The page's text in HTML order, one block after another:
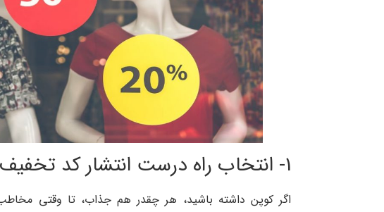
1- انتخاب راه درست انتشار کد تخفیف
اگر کوپن داشته باشید، هر چقدر هم جذاب، تا وقتی مخاطب